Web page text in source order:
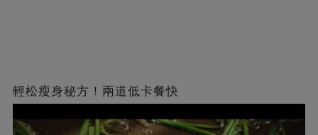
輕松瘦身秘方！兩道低卡餐快